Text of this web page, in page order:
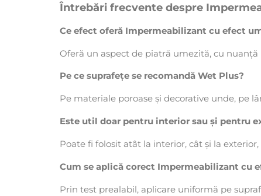
Întrebări frecvente despre
Ce efect oferă Impermeabilizant cu efect
Oferă un aspect de piatră umezită, cu
Pe ce suprafețe se recomandă Wet Plus?
Pe materiale poroase și decorative unde, pe
Este util doar pentru interior sau și pentru
Poate fi folosit atât la interior, cât și la
Cum se aplică corect Impermeabilizant cu
Prin test prealabil, aplicare uniformă pe